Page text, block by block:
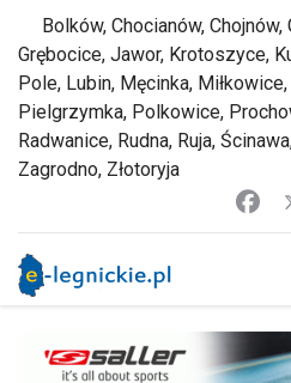
Bolków, Chocianów, Chojnów,
Grębocice, Jawor, Krotoszyce,
Pole, Lubin, Męcinka,
Pielgrzymka, Polkowice,
Radwanice, Rudna, Ruja,
Zagrodno, Złotoryja